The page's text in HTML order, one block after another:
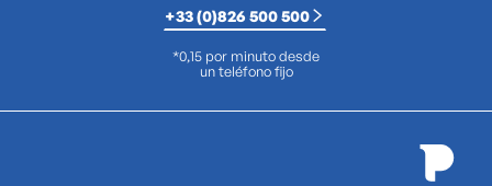
+33 (0)826 500 500
*0,15 por minuto desde
un teléfono fijo